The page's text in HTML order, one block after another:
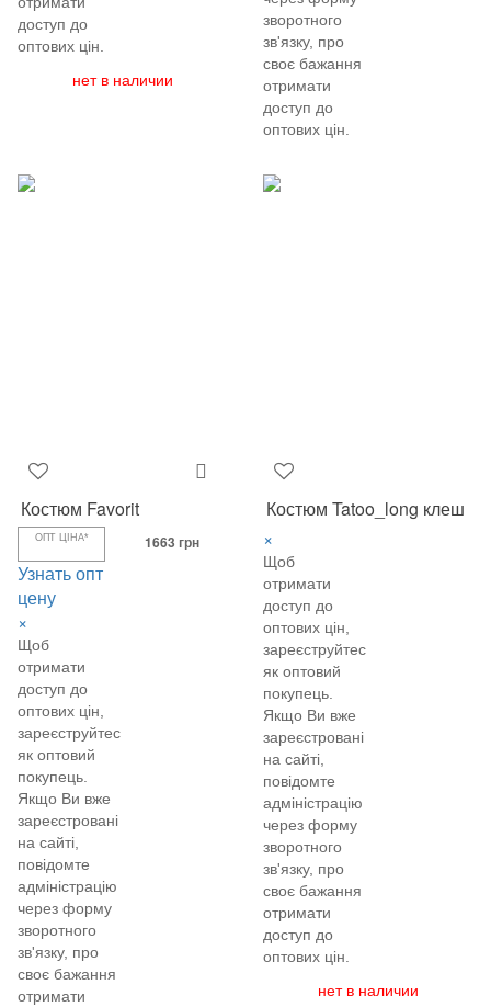
доступ до
оптових цін.
нет в наличии
зворотного
зв'язку, про
своє бажання
отримати
доступ до
оптових цін.
Костюм Favorit
ОПТ ЦІНА*
Узнать опт
цену
×
Щоб
отримати
доступ до
оптових цін,
зареєструйтеся
як оптовий
покупець.
Якщо Ви вже
зареєстровані
на сайті,
повідомте
адміністрацію
через форму
зворотного
зв'язку, про
своє бажання
отримати
1663 грн
Костюм Tatoo_long клеш
×
Щоб
отримати
доступ до
оптових цін,
зареєструйтеся
як оптовий
покупець.
Якщо Ви вже
зареєстровані
на сайті,
повідомте
адміністрацію
через форму
зворотного
зв'язку, про
своє бажання
отримати
доступ до
оптових цін.
нет в наличии